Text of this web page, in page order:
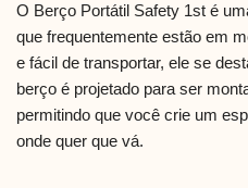
O Berço Portátil Safety 1st é
que frequentemente estão em
e fácil de transportar, ele se
berço é projetado para ser
permitindo que você crie um
onde quer que vá.